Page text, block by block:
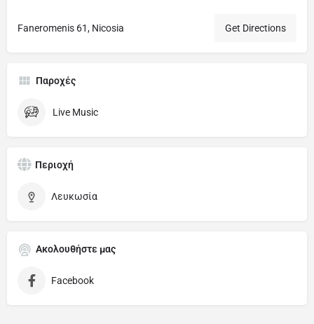
Faneromenis 61, Nicosia Get Directions
Παροχές
Live Music
Περιοχή
Λευκωσία
Ακολουθήστε μας
Facebook